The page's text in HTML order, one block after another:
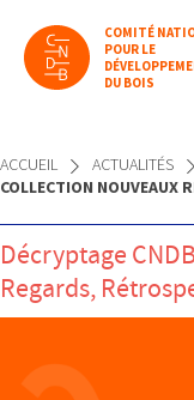
COMITÉ
POUR LE
DU BOIS
ACCUEIL ACTUALITÉS
COLLECTION NOUVEAUX
Décryptage
Regards,